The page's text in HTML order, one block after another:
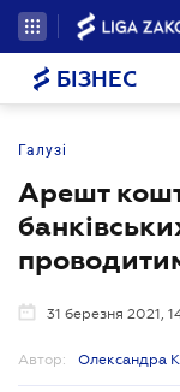
БІЗНЕС
Галузі
Арешт
31 березня 2021,
Автор: Олександра